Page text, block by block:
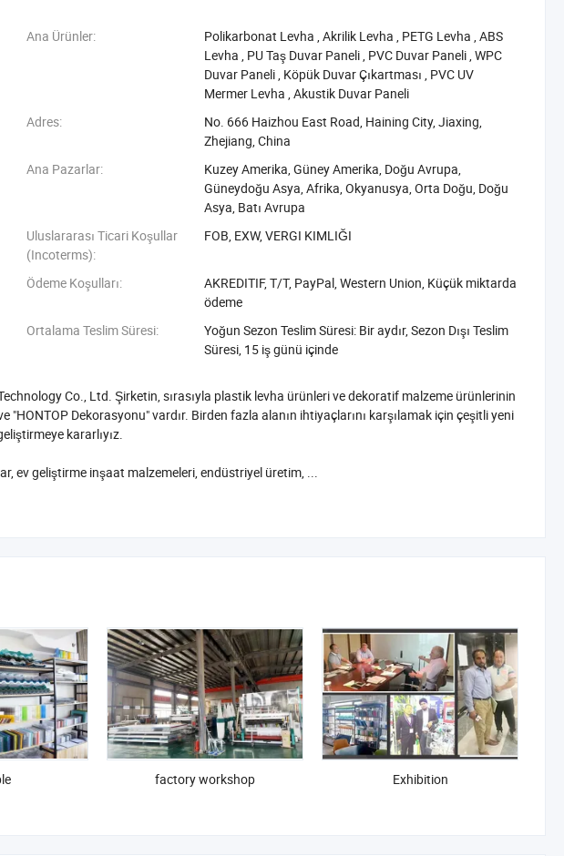
Ana Ürünler: ‪Polikarbonat Levha‬ ,‪Akrilik Levha‬ , ‪PETG Levha‬ ,‪ABS
Levha‬ , ‪PU Taş Duvar Paneli‬, ‪PVC Duvar Paneli‬,‪WPC
Duvar Paneli‬, ‪Köpük Duvar Çıkartması‬ , ‪PVC UV
Mermer Levha‬ ,‪Akustik Duvar Paneli‬
Adres:
No. 666 Haizhou East Road, Haining City, Jiaxing,
Zhejiang, China
Ana Pazarlar:
Kuzey Amerika, Güney Amerika, Doğu Avrupa,
Güneydoğu Asya, Afrika, Okyanusya, Orta Doğu, Doğu
Asya, Batı Avrupa
Uluslararası Ticari Koşullar
(Incoterms):
FOB, EXW, VERGI KIMLIĞI
Ödeme Koşulları:
AKREDITIF, T/T, PayPal, Western Union, Küçük miktarda
ödeme
Ortalama Teslim Süresi:
Yoğun Sezon Teslim Süresi: Bir aydır, Sezon Dışı Teslim
Süresi, 15 iş günü içinde
Co., Ltd. Şirketin, sırasıyla plastik levha ürünleri ve dekoratif malzeme ürünlerinin
Dekorasyonu" vardır. Birden fazla alanın ihtiyaçlarını karşılamak için çeşitli yeni
kararlıyız.
ev geliştirme inşaat malzemeleri, endüstriyel üretim, ...
factory workshop Exhibition